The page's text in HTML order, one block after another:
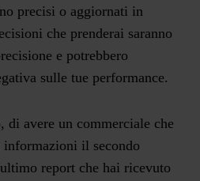
precisi o aggiornati in
che prenderai saranno
e potrebbero
sulle tue performance.
di avere un commerciale che
informazioni il secondo
report che hai ricevuto